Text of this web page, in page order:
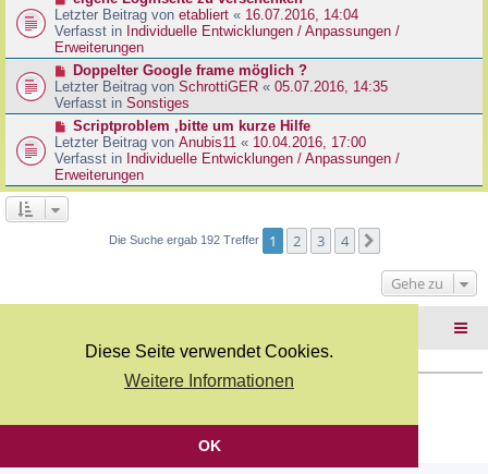
Diese Seite verwendet Cookies.
Weitere Informationen
OK
a
g
B
e
i
t
a
g
e
u
e
r
B
e
i
r
a
g
Letzter Beitrag von etabliert « 16.07.2016, 14:04
Verfasst in Individuelle Entwicklungen / Anpassungen /
Erweiterungen
N
e
u
e
r
B
e
i
t
r
Doppelter Google frame möglich ?
Letzter Beitrag von SchrottiGER « 05.07.2016, 14:35
Verfasst in Sonstiges
N
e
u
e
r
e
g
Scriptproblem ,bitte um kurze Hilfe
Letzter Beitrag von Anubis11 « 10.04.2016, 17:00
Verfasst in Individuelle Entwicklungen / Anpassungen /
Erweiterungen
Die Suche ergab 192 Treffer 1 2 3 4
Gehe zu
Deutsche Übersetzung durchphpBB.de